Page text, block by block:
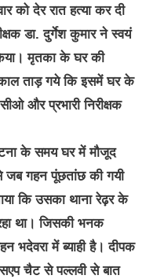
को देर रात हत्या कर दी
डा. दुर्गेश कुमार ने स्वयं
मृतका के घर की
ताड़ गये कि इसमें घर के
और प्रभारी निरीक्षक
के समय घर में मौजूद
जब गहन पूंछतांछ की गयी
कि उसका थाना रेढ़र के
था। जिसकी भनक
भदेवरा में ब्याही है। दीपक
चैट से पल्लवी से बात